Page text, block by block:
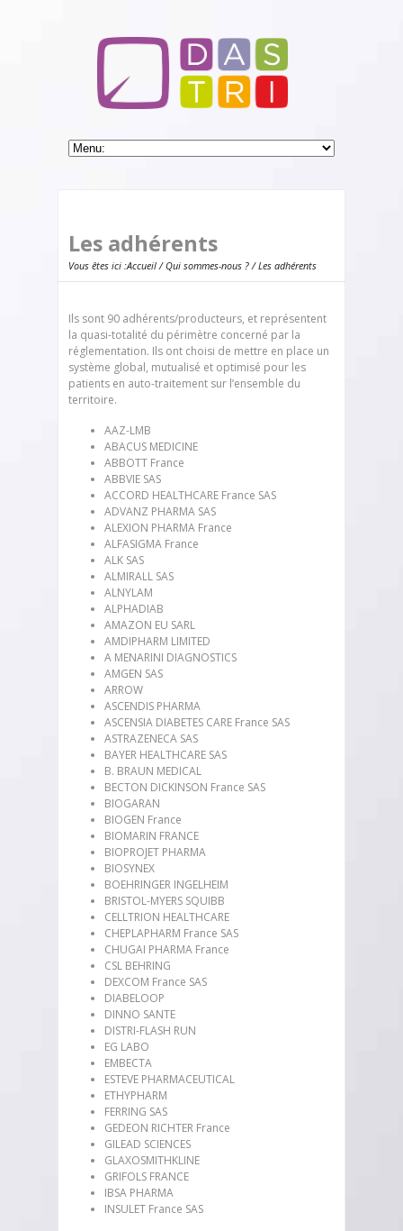
Les adhérents
Vous êtes ici :Accueil/Qui sommes-nous ?/ Les adhérents
Ils sont 90 adhérents/producteurs, et représentent
la quasi-totalité du périmètre concerné par la
réglementation. Ils ont choisi de mettre en place un
système global, mutualisé et optimisé pour les
patients en auto-traitement sur l’ensemble du
territoire.
AAZ-LMB
ABACUS MEDICINE
ABBOTT France
ABBVIE SAS
ACCORD HEALTHCARE France SAS
ADVANZ PHARMA SAS
ALEXION PHARMA France
ALFASIGMA France
ALK SAS
ALMIRALL SAS
ALNYLAM
ALPHADIAB
AMAZON EU SARL
AMDIPHARM LIMITED
A MENARINI DIAGNOSTICS
AMGEN SAS
ARROW
ASCENDIS PHARMA
ASCENSIA DIABETES CARE France SAS
ASTRAZENECA SAS
BAYER HEALTHCARE SAS
B. BRAUN MEDICAL
BECTON DICKINSON France SAS
BIOGARAN
BIOGEN France
BIOMARIN FRANCE
BIOPROJET PHARMA
BIOSYNEX
BOEHRINGER INGELHEIM
BRISTOL-MYERS SQUIBB
CELLTRION HEALTHCARE
CHEPLAPHARM France SAS
CHUGAI PHARMA France
CSL BEHRING
DEXCOM France SAS
DIABELOOP
DINNO SANTE
DISTRI-FLASH RUN
EG LABO
EMBECTA
ESTEVE PHARMACEUTICAL
ETHYPHARM
FERRING SAS
GEDEON RICHTER France
GILEAD SCIENCES
GLAXOSMITHKLINE
GRIFOLS FRANCE
IBSA PHARMA
INSULET France SAS